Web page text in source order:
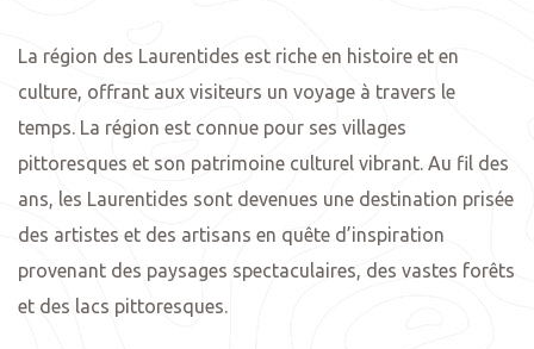
La région des Laurentides est riche en histoire et en
culture, offrant aux visiteurs un voyage à travers le
temps. La région est connue pour ses villages
pittoresques et son patrimoine culturel vibrant. Au fil des
ans, les Laurentides sont devenues une destination prisée
des artistes et des artisans en quête d’inspiration
provenant des paysages spectaculaires, des vastes forêts
et des lacs pittoresques.